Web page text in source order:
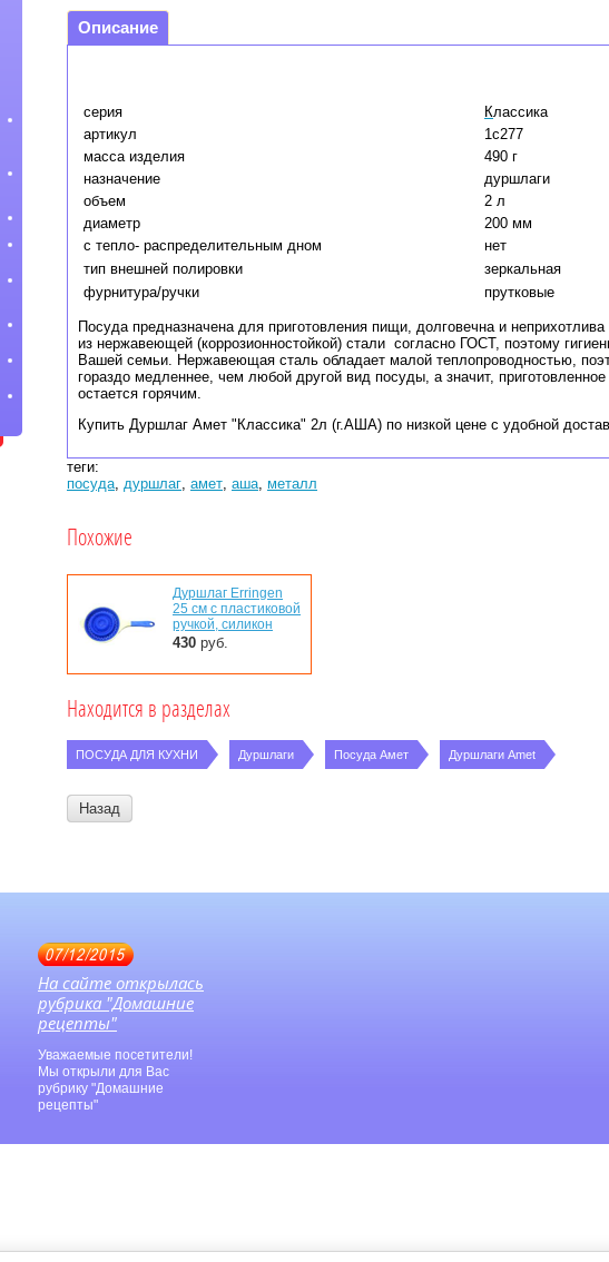
Описание
серия Классика
артикул
1с277
масса изделия
490 г
назначение
дуршлаги
объем
2 л
диаметр
200 мм
с тепло- распределительным дном
нет
тип внешней полировки
зеркальная
фурнитура/ручки
прутковые
Посуда предназначена для приготовления пищи, долговечна и неприхотлива
из нержавеющей (коррозионностойкой) стали согласно ГОСТ, поэтому
Вашей семьи. Нержавеющая сталь обладает малой теплопроводностью,
гораздо медленнее, чем любой другой вид посуды, а значит,
остается горячим.
Купить Дуршлаг Амет "Классика" 2л (г.АША) по низкой цене с удобной
теги:
посуда, дуршлаг, амет, аша, металл
Похожие
Дуршлаг Erringen
25 см с пластиковой
ручкой, силикон
430 руб.
Находится в разделах
ПОСУДА ДЛЯ КУХНИ Дуршлаги Посуда Амет Дуршлаги Amet
Назад
07/12/2015
На сайте открылась
рубрика "Домашние
рецепты"
Уважаемые посетители!
Мы открыли для Вас
рубрику "Домашние
рецепты"